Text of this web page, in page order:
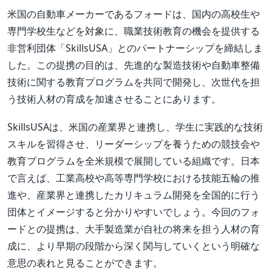
米国の自動車メーカーであるフォードは、国内の高校生や
専門学校生などを対象に、職業技術教育の機会を提供する
非営利団体「SkillsUSA」とのパートナーシップを締結しま
した。この提携の目的は、先進的な製造技術や自動車整備
技術に関する教育プログラムを共同で開発し、次世代を担
う技術人材の育成を加速させることにあります。
SkillsUSAは、米国の産業界と連携し、学生に実践的な技術
スキルを習得させ、リーダーシップを養うための競技会や
教育プログラムを全米規模で展開している組織です。日本
で言えば、工業高校や高等専門学校における技能五輪の推
進や、産業界と連携したカリキュラム開発を全国的に行う
団体とイメージすると分かりやすいでしょう。今回のフォ
ードとの提携は、大手製造業が自社の将来を担う人材の育
成に、より早期の段階から深く関与していくという明確な
意思の表れと見ることができます。